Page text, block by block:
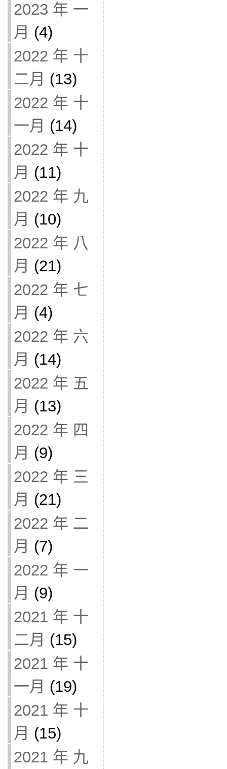
2023 年 一
月 (4)
2022 年 十
二月 (13)
2022 年 十
一月 (14)
2022 年 十
月 (11)
2022 年 九
月 (10)
2022 年 八
月 (21)
2022 年 七
月 (4)
2022 年 六
月 (14)
2022 年 五
月 (13)
2022 年 四
月 (9)
2022 年 三
月 (21)
2022 年 二
月 (7)
2022 年 一
月 (9)
2021 年 十
二月 (15)
2021 年 十
一月 (19)
2021 年 十
月 (15)
2021 年 九